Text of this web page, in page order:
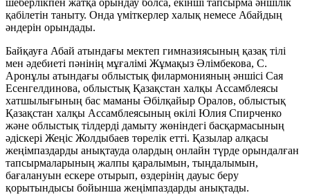
шеберлікпен жатқа орындау болса, екінші тапсырма әншілік
қабілетін таныту. Онда үміткерлер халық немесе Абайдың
әндерін орындады.
Байқауға Абай атындағы мектеп гимназиясының қазақ тілі
мен әдебиеті пәнінің мұғалімі Жұмақыз Әлімбекова, С.
Аронұлы атындағы облыстық филармонияның әншісі Сая
Есенгелдинова, облыстық Қазақстан халқы Ассамблеясы
хатшылығының бас маманы Әбілқайыр Оралов, облыстық
Қазақстан халқы Ассамблеясының өкілі Юлия Спирченко
және облыстық тілдерді дамыту жөніндегі басқармасының
әдіскері Жеңіс Жолдыбаев төрелік етті. Қазылар алқасы
жеңімпаздарды анықтауда олардың онлайн түрде орындалған
тапсырмаларының жалпы қаралымын, тыңдалымын,
бағалануын ескере отырып, өздерінің дауыс беру
қорытындысы бойынша жеңімпаздарды анықтады.